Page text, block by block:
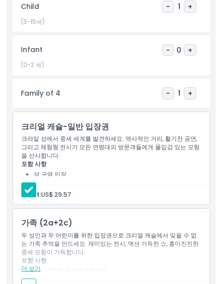
포함되지 않는 사항
운영 시간
가는 방법
교환 방법
취소 정책
Child - 1 +
(3-15세)
Infant - 0 +
(0-2 세)
Family of 4 - 1 +
크리얼 캐슬-일반 입장권
크랴알 성에서 중세 세계를 발견하세요. 역사적인 거리, 활기찬 공연,
그리고 체험형 전시가 모든 연령대의 방문객들에게 몰입감 있는 모험
을 선사합니다.
포함 사항
성 구역 입장
라이브 쇼 및 시연
상호작용 중세 전시
상점 및 마을 지역 접근
Adult:US$ 29.57
가족 (2a+2c)
두 성인과 두 어린이를 위한 입장권으로 크리얼 캐슬에서 잊을 수 없
는 가족 추억을 만드세요. 재미있는 전시, 액션 가득한 쇼, 흥미진진한
중세 모험이 가득합니다.
더 보기
포함 사항
성인 2명 및 어린이 2명 입장
가족 친화적인 공연